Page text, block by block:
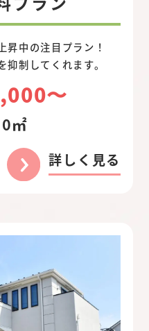
昇中の注目プラン！
制してくれます。
〜
㎡
詳しく見る